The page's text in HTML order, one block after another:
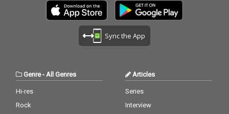
Sync the App
Genre- All Genres
Hi-res
Rock
Articles
Series
Interview